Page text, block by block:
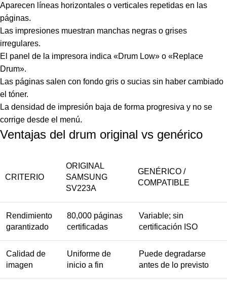
Aparecen líneas horizontales o verticales repetidas en las
páginas.
Las impresiones muestran manchas negras o grises
irregulares.
El panel de la impresora indica «Drum Low» o «Replace
Drum».
Las páginas salen con fondo gris o sucias sin haber cambiado
el tóner.
La densidad de impresión baja de forma progresiva y no se
corrige desde el menú.
Ventajas del drum original vs genérico
CRITERIO
ORIGINAL
SAMSUNG
SV223A
GENÉRICO /
COMPATIBLE
Rendimiento
garantizado
80,000 páginas
certificadas
Variable; sin
certificación ISO
Calidad de
imagen
Uniforme de
inicio a fin
Puede degradarse
antes de lo previsto